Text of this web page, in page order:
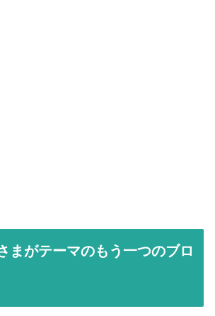
まがテーマのもう一つのブロ